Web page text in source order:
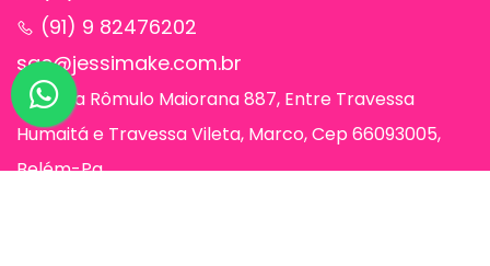
(91) 9 82476202
sac@jessimake.com.br
Avenida Rômulo Maiorana 887, Entre Travessa
Humaitá e Travessa Vileta, Marco, Cep 66093005,
Belém-Pa